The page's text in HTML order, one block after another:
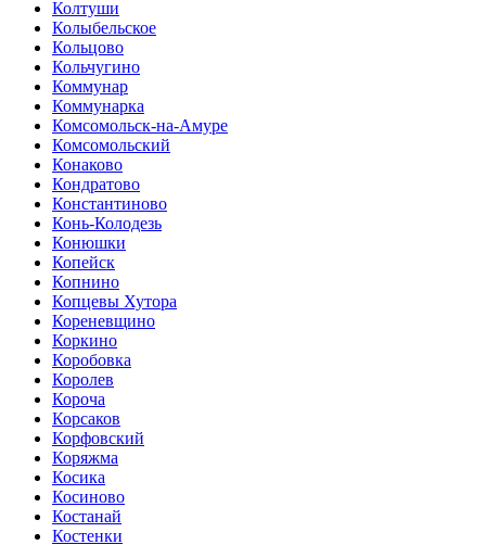
Колтуши
Колыбельское
Кольцово
Кольчугино
Коммунар
Коммунарка
Комсомольск-на-Амуре
Комсомольский
Конаково
Кондратово
Константиново
Конь-Колодезь
Конюшки
Копейск
Копнино
Копцевы Хутора
Кореневщино
Коркино
Коробовка
Королев
Короча
Корсаков
Корфовский
Коряжма
Косика
Косиново
Костанай
Костенки